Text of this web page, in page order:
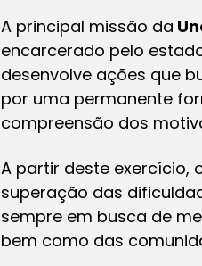
A principal missão da
encarcerado pelo
desenvolve ações que
por uma permanente
compreensão dos
A partir deste exercício,
superação das
sempre em busca de
bem como das